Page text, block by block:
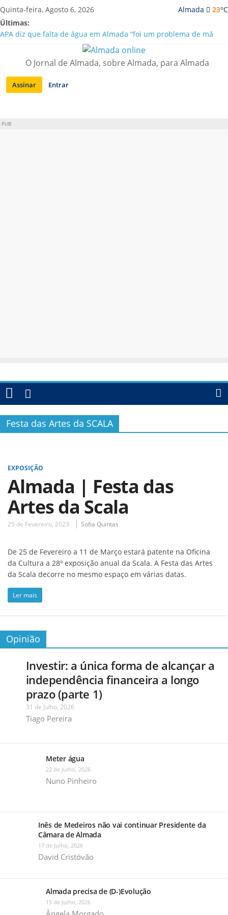
Saltar
para
conteúdo
Almada 23oC
Quinta-feira, Agosto 6, 2026
Últimas:
APA diz que falta de água em Almada “foi um problema de má
Laranjeiro | Cultura pop asiática invade a Casa Amarela
Ponte 25 de Abril celebra 60 anos com programa cultural entre
Lisboa e Almada
Situação de alerta em Almada renovada até final de Agosto
O Jornal de Almada, sobre Almada, para Almada
Assinar Entrar
PUB
Festa das Artes da SCALA
EXPOSIÇÃO
Almada | Festa das
Artes da Scala
25 de Fevereiro, 2023 Sofia Quintas
De 25 de Fevereiro a 11 de Março estará patente na Oficina
da Cultura a 28º exposição anual da Scala. A Festa das Artes
da Scala decorre no mesmo espaço em várias datas.
Ler mais
Opinião
Investir: a única forma de alcançar a
independência financeira a longo
prazo (parte 1)
31 de Julho, 2026
Tiago Pereira
Meter água
22 de Julho, 2026
Nuno Pinheiro
Inês de Medeiros não vai continuar Presidente da
Câmara de Almada
17 de Julho, 2026
David Cristóvão
Almada precisa de (D-)Evolução
15 de Julho, 2026